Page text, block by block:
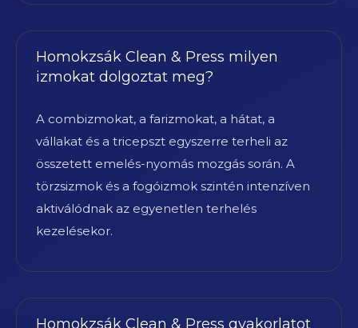
Homokzsák Clean & Press milyen
izmokat dolgoztat meg?
A combizmokat, a farizmokat, a hátat, a
vállakat és a tricepszt egyszerre terheli az
összetett emelés-nyomás mozgás során. A
törzsizmok és a fogóizmok szintén intenzíven
aktiválódnak az egyenetlen terhelés
kezelésekor.
Homokzsák Clean & Press gyakorlatot